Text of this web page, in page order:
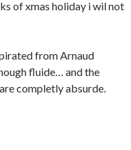
of xmas holiday i wil not
from Arnaud
fluide… and the
completly absurde.